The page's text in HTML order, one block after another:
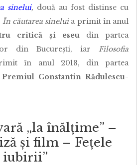
sinelui, două au fost distinse cu
În căutarea sineluia primit în anul
critică și eseu din partea
din București, iar
Filosofia
în anul 2018, din partea
Premiul Constantin Rădulescu-
„la înălțime” –
și film – Fețele
iubirii”